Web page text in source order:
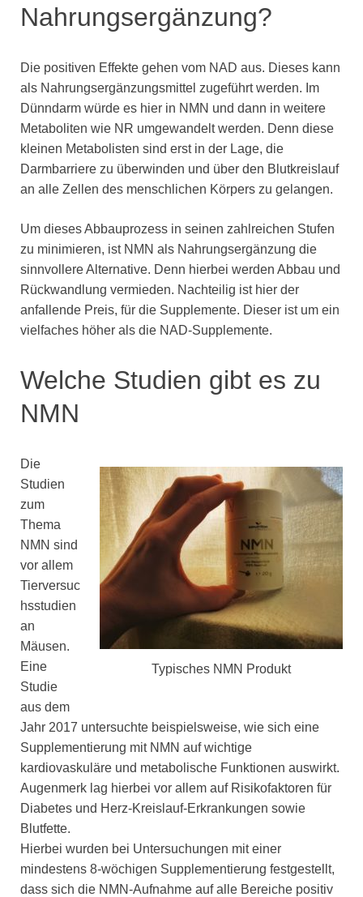
Nahrungsergänzung?
Die positiven Effekte gehen vom NAD aus. Dieses kann
als Nahrungsergänzungsmittel zugeführt werden. Im
Dünndarm würde es hier in NMN und dann in weitere
Metaboliten wie NR umgewandelt werden. Denn diese
kleinen Metabolisten sind erst in der Lage, die
Darmbarriere zu überwinden und über den Blutkreislauf
an alle Zellen des menschlichen Körpers zu gelangen.
Um dieses Abbauprozess in seinen zahlreichen Stufen
zu minimieren, ist NMN als Nahrungsergänzung die
sinnvollere Alternative. Denn hierbei werden Abbau und
Rückwandlung vermieden. Nachteilig ist hier der
anfallende Preis, für die Supplemente. Dieser ist um ein
vielfaches höher als die NAD-Supplemente.
Welche Studien gibt es zu
NMN
Typisches NMN Produkt
Die
Studien
zum
Thema
NMN sind
vor allem
Tierversuc
hsstudien
an
Mäusen.
Eine
Studie
aus dem
Jahr 2017 untersuchte beispielsweise, wie sich eine
Supplementierung mit NMN auf wichtige
kardiovaskuläre und metabolische Funktionen auswirkt.
Augenmerk lag hierbei vor allem auf Risikofaktoren für
Diabetes und Herz-Kreislauf-Erkrankungen sowie
Blutfette.
Hierbei wurden bei Untersuchungen mit einer
mindestens 8-wöchigen Supplementierung festgestellt,
dass sich die NMN-Aufnahme auf alle Bereiche positiv